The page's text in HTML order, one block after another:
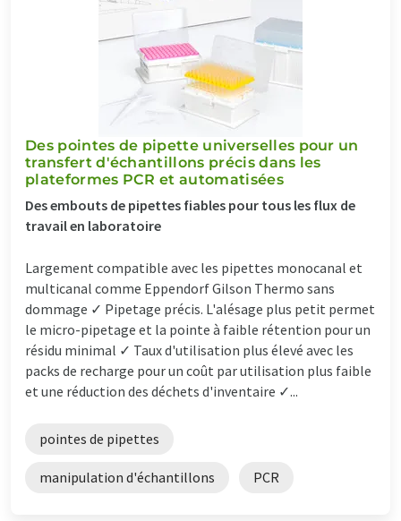
Des pointes de pipette universelles pour un
transfert d'échantillons précis dans les
plateformes PCR et automatisées
Des embouts de pipettes fiables pour tous les flux de
travail en laboratoire
Largement compatible avec les pipettes monocanal et
multicanal comme Eppendorf Gilson Thermo sans
dommage ✓ Pipetage précis. L'alésage plus petit permet
le micro-pipetage et la pointe à faible rétention pour un
résidu minimal ✓ Taux d'utilisation plus élevé avec les
packs de recharge pour un coût par utilisation plus faible
et une réduction des déchets d'inventaire ✓...
pointes de pipettes
manipulation d'échantillons PCR